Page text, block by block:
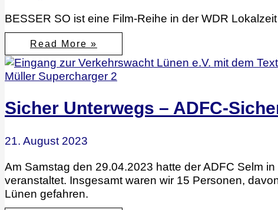
BESSER SO ist eine Film-Reihe in der WDR
Hollywood
und
die
Weltherrschaft
Read More »
Sicher Unterwegs – ADFC-
21. August 2023
Am Samstag den 29.04.2023 hatte der ADFC Selm
veranstaltet. Insgesamt waren wir 15 Personen,
Lünen gefahren.